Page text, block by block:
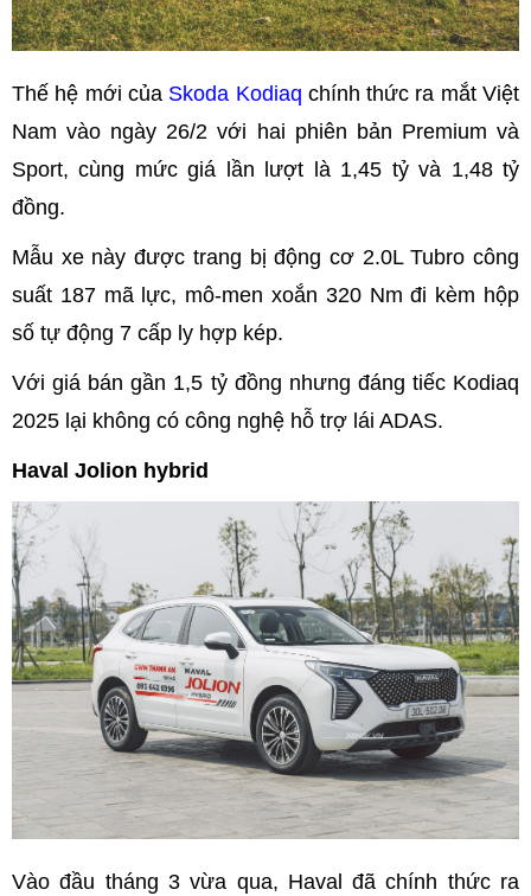
Thế hệ mới củaSkoda Kodiaq chính thức ra mắt Việt
Nam vào ngày 26/2 với hai phiên bản Premium và
Sport, cùng mức giá lần lượt là 1,45 tỷ và 1,48 tỷ
đồng.
Mẫu xe này được trang bị động cơ 2.0L Tubro công
suất 187 mã lực, mô-men xoắn 320 Nm đi kèm hộp
số tự động 7 cấp ly hợp kép.
Với giá bán gần 1,5 tỷ đồng nhưng đáng tiếc Kodiaq
2025 lại không có công nghệ hỗ trợ lái ADAS.
Haval Jolion hybrid
Vào đầu tháng 3 vừa qua, Haval đã chính thức ra